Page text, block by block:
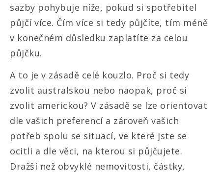
sazby pohybuje níže, pokud si spotřebitel
půjčí více. Čím více si tedy půjčíte, tím méně
v konečném důsledku zaplatíte za celou
půjčku.
A to je v zásadě celé kouzlo. Proč si tedy
zvolit australskou nebo naopak, proč si
zvolit americkou? V zásadě se lze orientovat
dle vašich preferencí a zároveň vašich
potřeb spolu se situací, ve které jste se
ocitli a dle věci, na kterou si půjčujete.
Dražší než obvyklé nemovitosti, částky,